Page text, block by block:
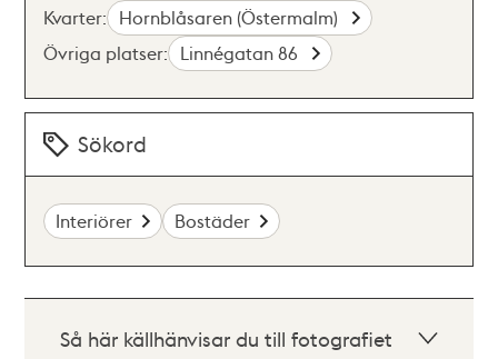
Kvarter: Hornblåsaren (Östermalm)
Övriga platser: Linnégatan 86
Sökord
Interiörer Bostäder
Så här källhänvisar du till fotografiet